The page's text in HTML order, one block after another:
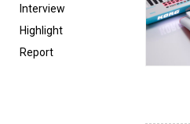
Interview
Highlight
Report